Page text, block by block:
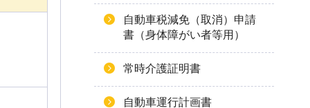
自動車税減免（取消）申請
書（身体障がい者等用）
常時介護証明書
自動車運行計画書